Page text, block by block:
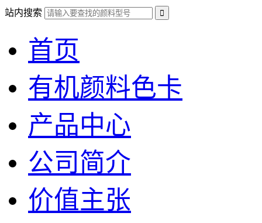
站内搜索
首页
有机颜料色卡
产品中心
公司简介
价值主张